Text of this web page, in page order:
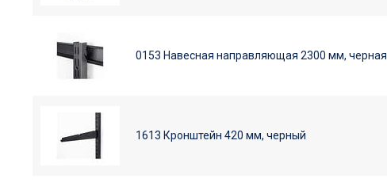
0153 Навесная направляющая 2300 мм, черная
1613 Кронштейн 420 мм, черный